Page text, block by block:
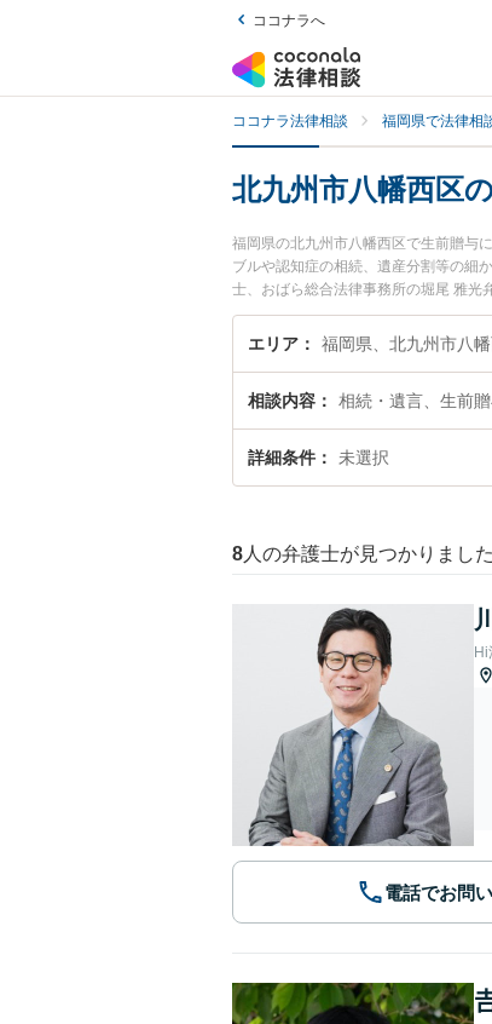
ココナラへ
ココナラ法律相談 福岡県で法律相
北九州市八幡西区
福岡県の北九州市八幡西区で生前贈与
ブルや認知症の相続、遺産分割等の細
士、おばら総合法律事務所の堀尾 雅光
を今すぐに弁護士に相談したい』『生
相談予約したい』などでお困りの相談
エリア 福岡県、北九州市八
相談内容 相続・遺言、生前
詳細条件 未選択
8 人の弁護士が見つかりました
電話でお問